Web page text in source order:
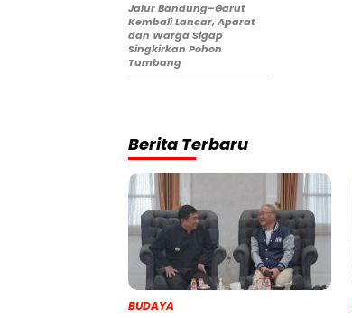
Jalur Bandung–Garut
Kembali Lancar, Aparat
dan Warga Sigap
Singkirkan Pohon
Tumbang
Berita Terbaru
BUDAYA